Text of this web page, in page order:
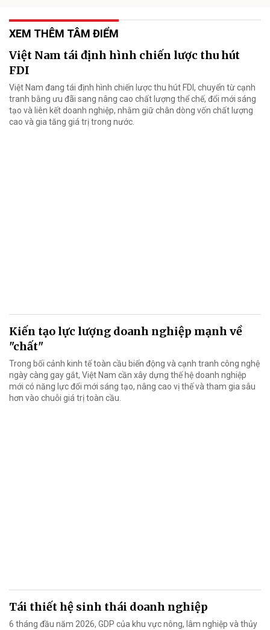
XEM THÊM TÂM ĐIỂM
Việt Nam tái định hình chiến lược thu hút
FDI
Việt Nam đang tái định hình chiến lược thu hút FDI, chuyển từ cạnh
tranh bằng ưu đãi sang nâng cao chất lượng thể chế, đổi mới sáng
tạo và liên kết doanh nghiệp, nhằm giữ chân dòng vốn chất lượng
cao và gia tăng giá trị trong nước.
Kiến tạo lực lượng doanh nghiệp mạnh về
"chất"
Trong bối cảnh kinh tế toàn cầu biến động và cạnh tranh công nghệ
ngày càng gay gắt, Việt Nam cần xây dựng thế hệ doanh nghiệp
mới có năng lực đổi mới sáng tạo, nâng cao vị thế và tham gia sâu
hơn vào chuỗi giá trị toàn cầu.
Tái thiết hệ sinh thái doanh nghiệp
6 tháng đầu năm 2026, GDP của khu vực nông, lâm nghiệp và thủy